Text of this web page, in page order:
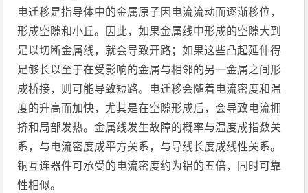
电迁移是指导体中的金属原子因电流流动而逐渐移位，
形成空隙和小丘。因此，如果金属线中形成的空隙大到
足以切断金属线，就会导致开路；如果这些凸起延伸得
足够长以至于在受影响的金属与相邻的另一金属之间形
成桥接，则可能导致短路。电迁移会随着电流密度和温
度的升高而加快，尤其是在空隙形成后，会导致电流拥
挤和局部发热。金属线发生故障的概率与温度成指数关
系，与电流密度成平方关系，与导线长度成线性关系。
铜互连器件可承受的电流密度约为铝的五倍，同时可靠
性相似。